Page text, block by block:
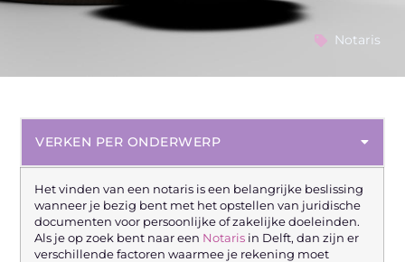
Notaris
Het vinden van een notaris is een belangrijke beslissing
wanneer je bezig bent met het opstellen van juridische
documenten voor persoonlijke of zakelijke doeleinden.
Als je op zoek bent naar een Notaris in Delft, dan zijn er
verschillende factoren waarmee je rekening moet
VERKEN PER ONDERWERP